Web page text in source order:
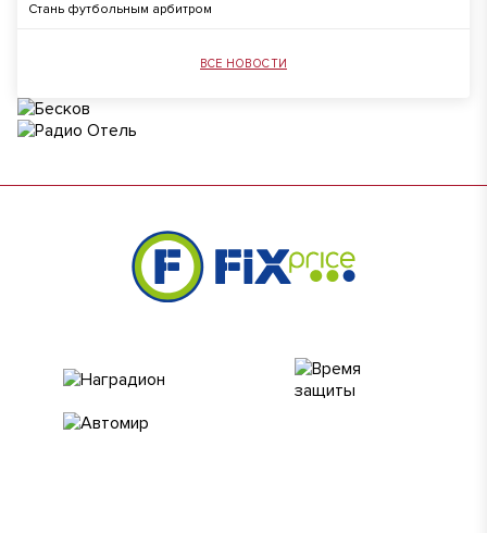
Стань футбольным арбитром
ВСЕ НОВОСТИ